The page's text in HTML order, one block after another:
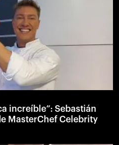
increíble”: Sebastián
MasterChef Celebrity